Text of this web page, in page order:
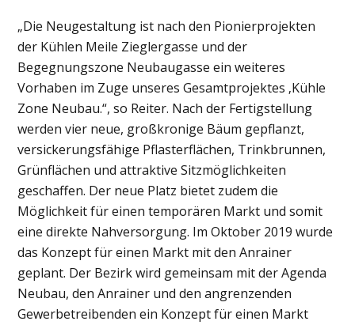
„Die Neugestaltung ist nach den Pionierprojekten
der Kühlen Meile Zieglergasse und der
Begegnungszone Neubaugasse ein weiteres
Vorhaben im Zuge unseres Gesamtprojektes ‚Kühle
Zone Neubau.“, so Reiter. Nach der Fertigstellung
werden vier neue, großkronige Bäum gepflanzt,
versickerungsfähige Pflasterflächen, Trinkbrunnen,
Grünflächen und attraktive Sitzmöglichkeiten
geschaffen. Der neue Platz bietet zudem die
Möglichkeit für einen temporären Markt und somit
eine direkte Nahversorgung. Im Oktober 2019 wurde
das Konzept für einen Markt mit den Anrainer
geplant. Der Bezirk wird gemeinsam mit der Agenda
Neubau, den Anrainer und den angrenzenden
Gewerbetreibenden ein Konzept für einen Markt